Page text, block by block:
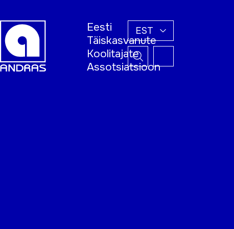
Eesti
Täiskasvanute
Koolitajate
Assotsiatsioon
EST